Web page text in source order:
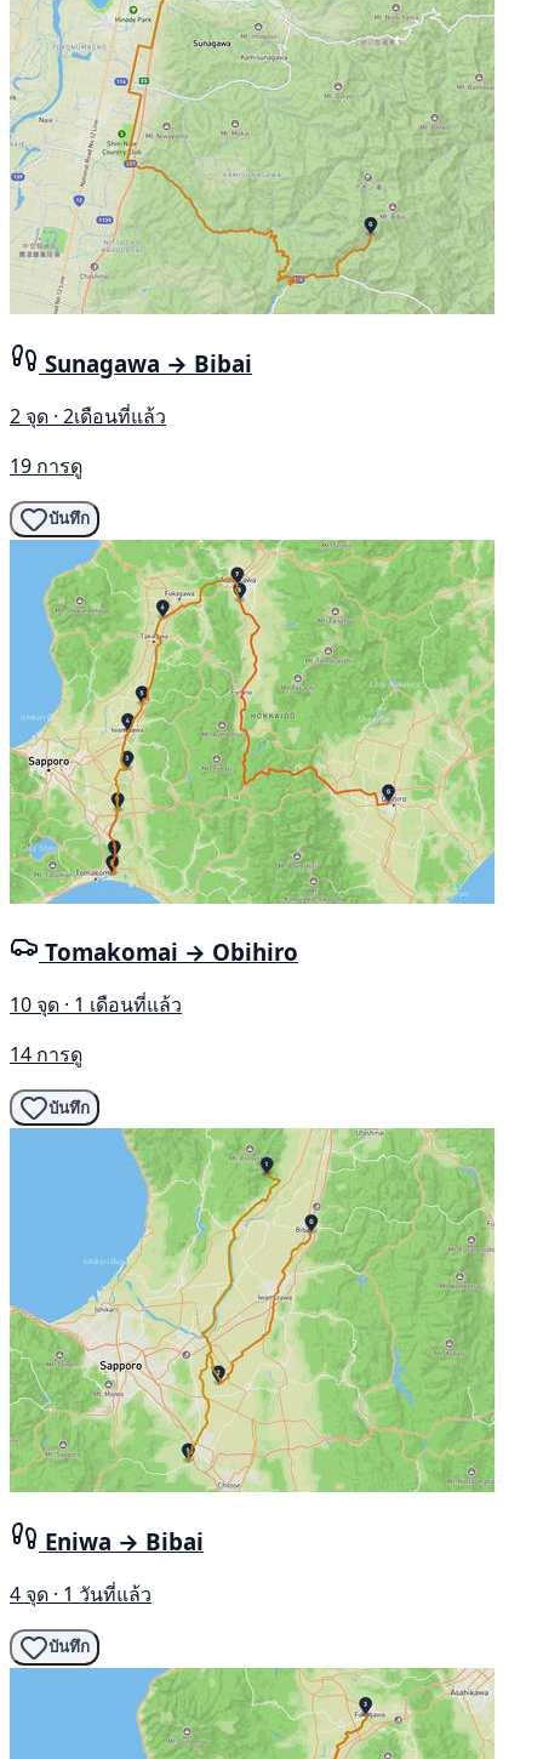
Sunagawa → Bibai
2 จุด · 2เดือนที่แล้ว
19 การดู
บันทึก
Tomakomai → Obihiro
10 จุด · 1 เดือนที่แล้ว
14 การดู
บันทึก
Eniwa → Bibai
4 จุด · 1 วันที่แล้ว
บันทึก